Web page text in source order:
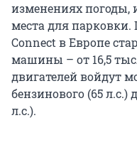
изменениях
места для
Connect в Европе
машины – от 16,5
двигателей войдут
бензинового (65 л.с.)
л.с.).